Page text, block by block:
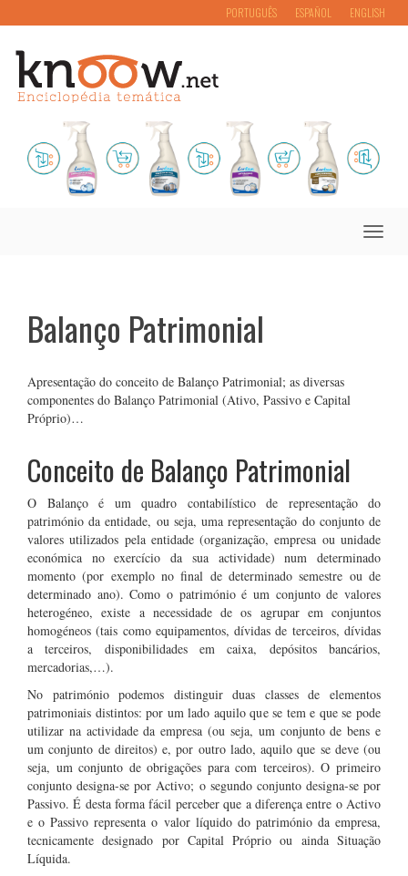
PORTUGUÊS ESPAÑOL ENGLISH
Toggle
Balanço Patrimonial
Apresentação do conceito de Balanço Patrimonial; as diversas
componentes do Balanço Patrimonial (Ativo, Passivo e Capital
Próprio)…
Conceito de Balanço Patrimonial
O Balanço é um quadro contabilístico de representação do
património da entidade, ou seja, uma representação do conjunto de
valores utilizados pela entidade (organização, empresa ou unidade
económica no exercício da sua actividade) num determinado
momento (por exemplo no final de determinado semestre ou de
determinado ano). Como o património é um conjunto de valores
heterogéneo, existe a necessidade de os agrupar em conjuntos
homogéneos (tais como equipamentos, dívidas de terceiros, dívidas
a terceiros, disponibilidades em caixa, depósitos bancários,
mercadorias,…).
No património podemos distinguir duas classes de elementos
patrimoniais distintos: por um lado aquilo que se tem e que se pode
utilizar na actividade da empresa (ou seja, um conjunto de bens e
um conjunto de direitos) e, por outro lado, aquilo que se deve (ou
seja, um conjunto de obrigações para com terceiros). O primeiro
conjunto designa-se por Activo; o segundo conjunto designa-se por
Passivo. É desta forma fácil perceber que a diferença entre o Activo
e o Passivo representa o valor líquido do património da empresa,
tecnicamente designado por Capital Próprio ou ainda Situação
Líquida.